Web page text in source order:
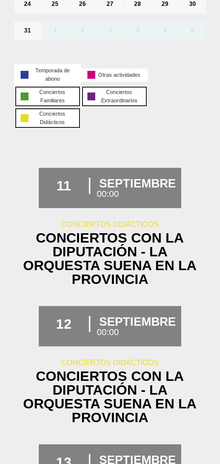
24 25 26 27 28 29 30
31 1 2 3 4 5 6
Temporada de
abono
Otras actividades
Conciertos
Familiares
Conciertos
Extraordinarios
Conciertos
Didácticos
11 SEPTIEMBRE
00:00
CONCIERTOS DIDÁCTICOS
CONCIERTOS CON LA
DIPUTACIÓN - LA
ORQUESTA SUENA EN LA
PROVINCIA
12 SEPTIEMBRE
00:00
CONCIERTOS DIDÁCTICOS
CONCIERTOS CON LA
DIPUTACIÓN - LA
ORQUESTA SUENA EN LA
PROVINCIA
SEPTIEMBRE